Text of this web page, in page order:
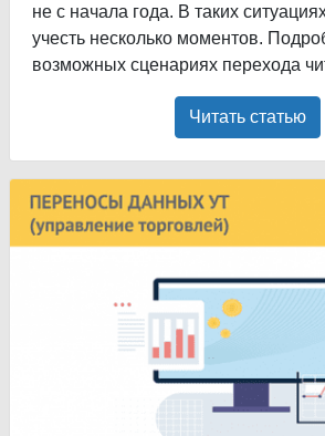
не с начала года. В таких
учесть несколько моментов.
возможных сценариях перехода
Читать статью